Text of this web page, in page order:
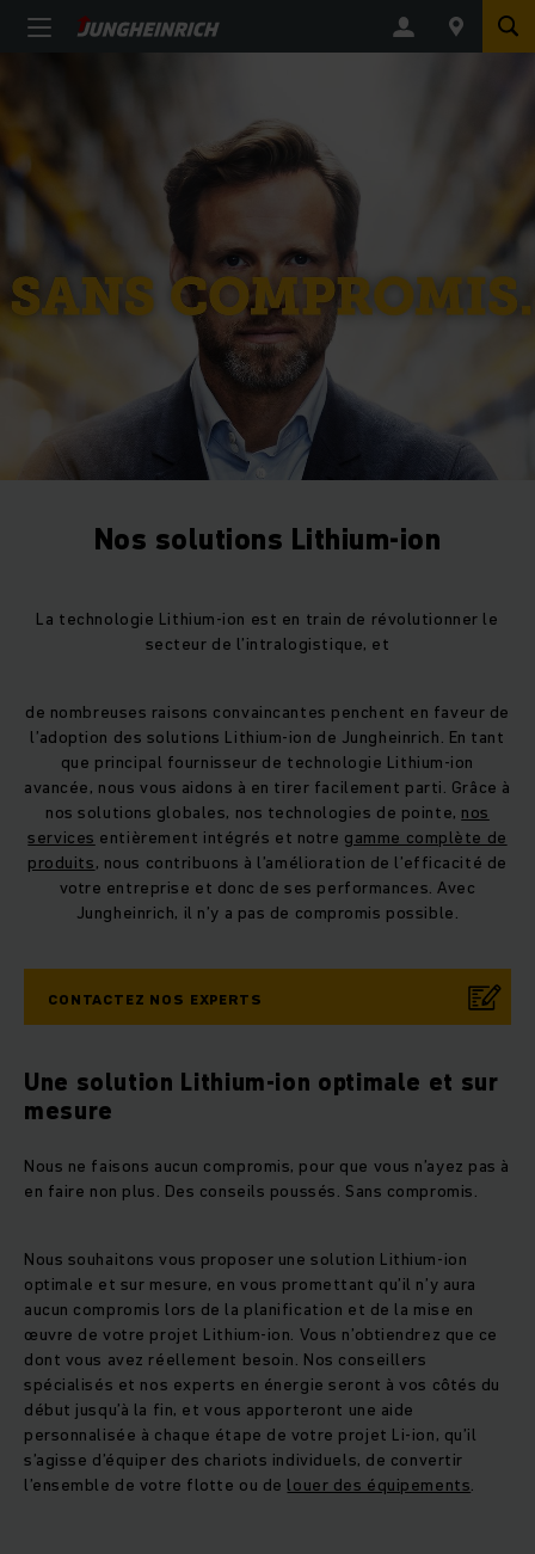
Nos solutions Lithium-ion
La technologie Lithium-ion est en train de révolutionner le
secteur de l’intralogistique, et
de nombreuses raisons convaincantes penchent en faveur de
l’adoption des solutions Lithium-ion de Jungheinrich. En tant
que principal fournisseur de technologie Lithium-ion
avancée, nous vous aidons à en tirer facilement parti. Grâce à
nos solutions globales, nos technologies de pointe, nos
services entièrement intégrés et notre gamme complète de
produits, nous contribuons à l’amélioration de l’efficacité de
votre entreprise et donc de ses performances. Avec
Jungheinrich, il n’y a pas de compromis possible.
CONTACTEZ NOS EXPERTS
Une solution Lithium-ion optimale et sur
mesure
Nous ne faisons aucun compromis, pour que vous n’ayez pas à
en faire non plus. Des conseils poussés. Sans compromis.
Nous souhaitons vous proposer une solution Lithium-ion
optimale et sur mesure, en vous promettant qu’il n’y aura
aucun compromis lors de la planification et de la mise en
œuvre de votre projet Lithium-ion. Vous n’obtiendrez que ce
dont vous avez réellement besoin. Nos conseillers
spécialisés et nos experts en énergie seront à vos côtés du
début jusqu’à la fin, et vous apporteront une aide
personnalisée à chaque étape de votre projet Li-ion, qu’il
s’agisse d’équiper des chariots individuels, de convertir
l’ensemble de votre flotte ou de louer des équipements.